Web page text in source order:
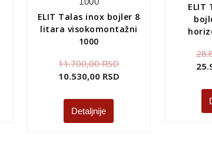
ELIT Talas inox bojler 8
litara visokomontažni
1000
11.700,00RSD
10.530,00 RSD
Detaljnije
ELIT